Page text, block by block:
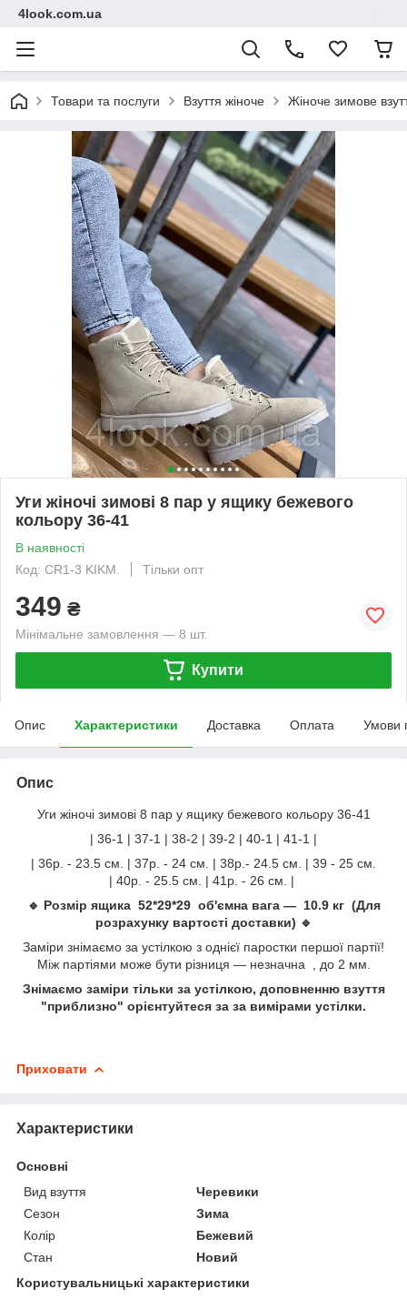
4look.com.ua
Товари та послуги Взуття жіноче Жіноче зимове
Уги жіночі зимові 8 пар у ящику бежевого
кольору 36-41
В наявності
Код: CR1-3 KIKM.
Тільки опт
349 ₴
Мінімальне замовлення — 8 шт.
Купити
Опис Характеристики Доставка Оплата Умови
Опис
Уги жіночі зимові 8 пар у ящику бежевого кольору 36-41
| 36-1 | 37-1 | 38-2 | 39-2 | 40-1 | 41-1 |
| 36р. - 23.5 см. | 37р. - 24 см. | 38р.- 24.5 см. | 39 - 25 см.
| 40р. - 25.5 см. | 41р. - 26 см. |
🔹 Розмір ящика 52*29*29 об'ємна вага — 10.9 кг (Для
розрахунку вартості доставки) 🔹
Заміри знімаємо за устілкою з однієї паростки першої партії!
Між партіями може бути різниця — незначна , до 2 мм.
Знімаємо заміри тільки за устілкою, доповненню взуття
"приблизно" орієнтуйтеся за за вимірами устілки.
Приховати
Характеристики
Основні
Вид взуття
Черевики
Сезон
Зима
Колір
Бежевий
Стан
Новий
Користувальницькі характеристики